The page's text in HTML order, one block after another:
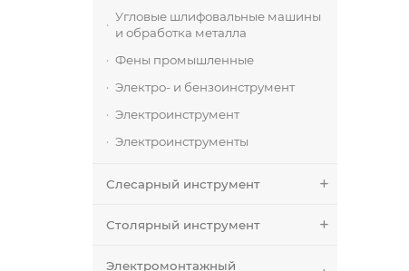
Угловые шлифовальные машины
и обработка металла
Фены промышленные
Электро- и бензоинструмент
Электроинструмент
Электроинструменты
Слесарный инструмент
Столярный инструмент
Электромонтажный